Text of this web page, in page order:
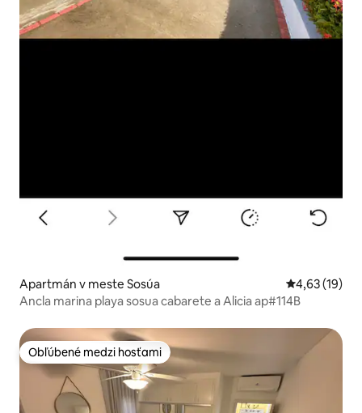
Apartmán v meste Sosúa Priemerné
4,63 (19)
Ancla marina playa sosua cabarete a Alicia ap#114B
Obľúbené medzi hosťami
Obľúbené medzi hosťami